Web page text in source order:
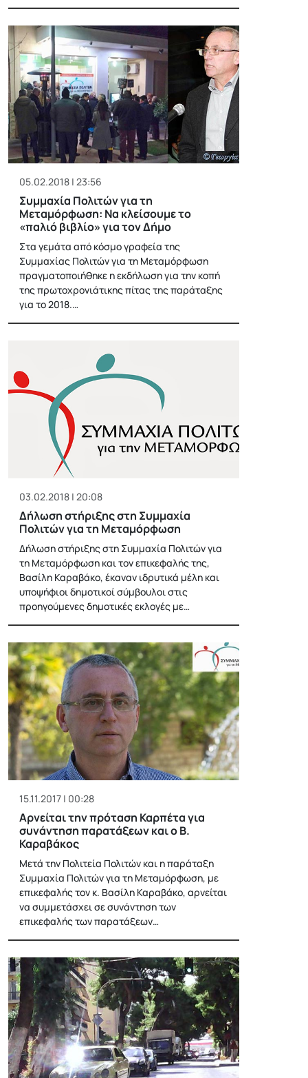
05.02.2018 | 23:56
Συμμαχία Πολιτών για τη
Μεταμόρφωση: Να κλείσουμε το
«παλιό βιβλίο» για τον Δήμο
Στα γεμάτα από κόσμο γραφεία της
Συμμαχίας Πολιτών για τη Μεταμόρφωση
πραγματοποιήθηκε η εκδήλωση για την κοπή
της πρωτοχρονιάτικης πίτας της παράταξης
για το 2018.…
03.02.2018 | 20:08
Δήλωση στήριξης στη Συμμαχία
Πολιτών για τη Μεταμόρφωση
Δήλωση στήριξης στη Συμμαχία Πολιτών για
τη Μεταμόρφωση και τον επικεφαλής της,
Βασίλη Καραβάκο, έκαναν ιδρυτικά μέλη και
υποψήφιοι δημοτικοί σύμβουλοι στις
προηγούμενες δημοτικές εκλογές με…
15.11.2017 | 00:28
Αρνείται την πρόταση Καρπέτα για
συνάντηση παρατάξεων και ο Β.
Καραβάκος
Μετά την Πολιτεία Πολιτών και η παράταξη
Συμμαχία Πολιτών για τη Μεταμόρφωση, με
επικεφαλής τον κ. Βασίλη Καραβάκο, αρνείται
να συμμετάσχει σε συνάντηση των
επικεφαλής των παρατάξεων…